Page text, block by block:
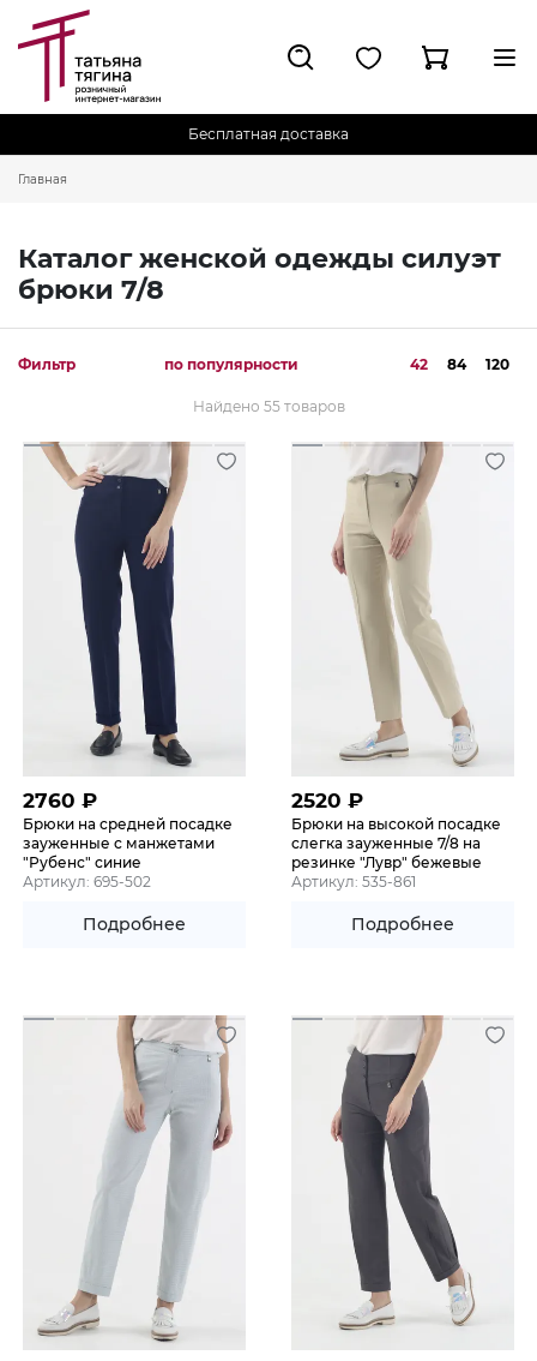
Бесплатная доставка
Главная
Каталог женской одежды силуэт
брюки 7/8
Фильтр по популярности 42 84 120
Найдено 55 товаров
2760 ₽
Брюки на средней посадке
зауженные с манжетами
"Рубенс" синие
Артикул: 695-502
Подробнее
2520 ₽
Брюки на высокой посадке
слегка зауженные 7/8 на
резинке "Лувр" бежевые
Артикул: 535-861
Подробнее